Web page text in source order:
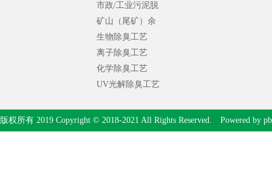
泥处理
市政/工业污泥脱
水处理
矿山（尾矿）余
泥处理
生物除臭工艺
离子除臭工艺
化学除臭工艺
UV光解除臭工艺
版权所有 2019 Copyright © 2018-2021 All Rights Reserved. Powered by